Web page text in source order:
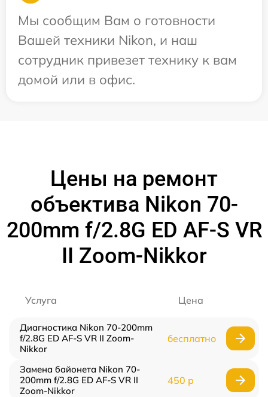
Мы сообщим Вам о готовности
Вашей техники Nikon, и наш
сотрудник привезет технику к вам
домой или в офис.
Цены на ремонт
объектива Nikon 70-
200mm f/2.8G ED AF-S VR
II Zoom-Nikkor
Услуга Цена
Диагностика Nikon 70-200mm
f/2.8G ED AF-S VR II Zoom-
Nikkor
бесплатно
Замена байонета Nikon 70-
200mm f/2.8G ED AF-S VR II
Zoom-Nikkor
450 р